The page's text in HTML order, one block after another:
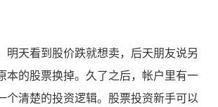
明天看到股价跌就想卖，后天朋友说另
本的股票换掉。久了之后，帐户里有一
个清楚的投资逻辑。股票投资新手可以